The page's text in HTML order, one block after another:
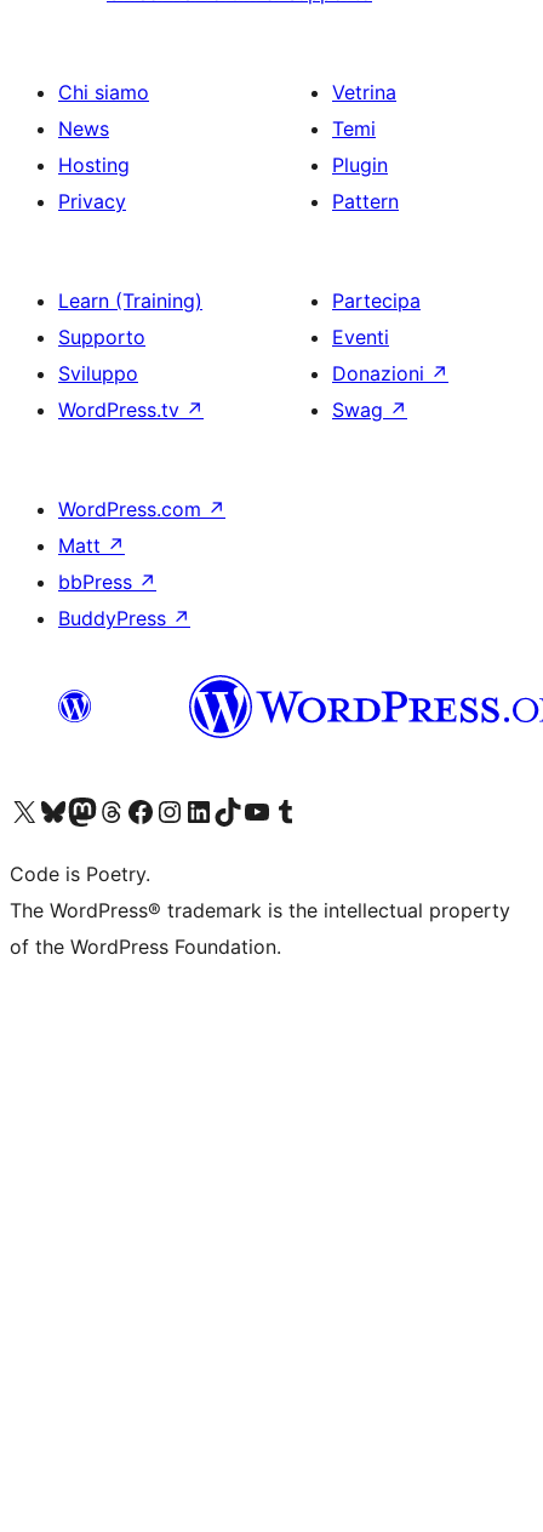
Chi siamo
News
Hosting
Privacy
Vetrina
Temi
Plugin
Pattern
Learn (Training)
Supporto
Sviluppo
WordPress.tv ↗
Partecipa
Eventi
Donazioni ↗
Swag ↗
WordPress.com ↗
Matt ↗
bbPress ↗
BuddyPress ↗
Visita il nostro account X (ex Twitter)
Visita il nostro account Bluesky
Visita il nostro account Mastodon
Visita il nostro account Threads
Visita la nostra pagina Facebook
Visita il nostro account Instagram
Visita il nostro account LinkedIn
Visita il nostro account TikTok
Visita il nostro canale YouTube
Visita il nostro account Tumblr
Code is Poetry.
The WordPress® trademark is the intellectual property
of the WordPress Foundation.